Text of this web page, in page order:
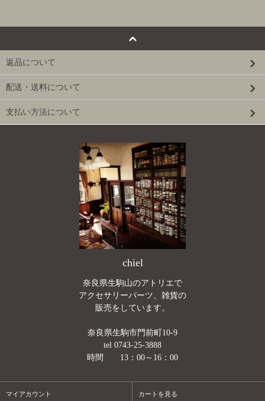
返品について
配送・送料について
支払い方法について
chiel
奈良県生駒山のアトリエで
アクセサリーパーツ、雑貨の
販売をしています。
奈良県生駒市門前町10-9
tel 0743-25-3888
時間 13：00～16：00
マイアカウント カートを見る